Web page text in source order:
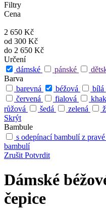
Filtry
Cena
2 650 Kč
od 300 Kč
do 2 650 Kč
Určení
dámské
pánské
Barva
barevná
béžová bílá
červená
fialová
růžová
šedá zelená
Skrýt
Bambule
s odepínací bambulí z
bambulí
Zrušit Potvrdit
Dámské
čepice